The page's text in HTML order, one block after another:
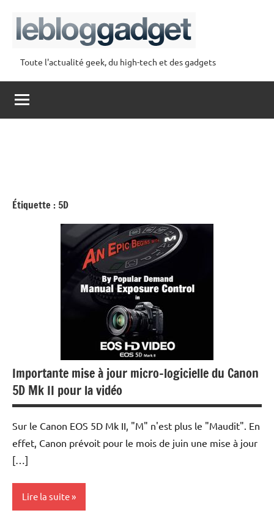
contenu
lebloggadget
Toute l'actualité geek, du high-tech et des gadgets
Étiquette : 5D
Importante mise à jour micro-logicielle du Canon
5D Mk II pour la vidéo
Sur le Canon EOS 5D Mk II, "M" n'est plus le "Maudit". En
effet, Canon prévoit pour le mois de juin une mise à jour
[…]
Lire la suite